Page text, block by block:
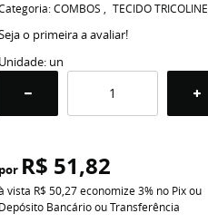
COMBOS TECIDO TRICOLINE
o primeira a avaliar!
Unidade: un
por R$ 51,82
vista R$ 50,27economize3% no Pix ou
Depósito Bancário ou Transferência